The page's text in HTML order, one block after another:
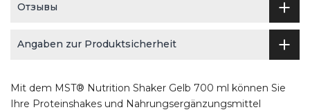
Отзывы
Angaben zur Produktsicherheit
Mit dem MST® Nutrition Shaker Gelb 700 ml können Sie
Ihre Proteinshakes und Nahrungsergänzungsmittel